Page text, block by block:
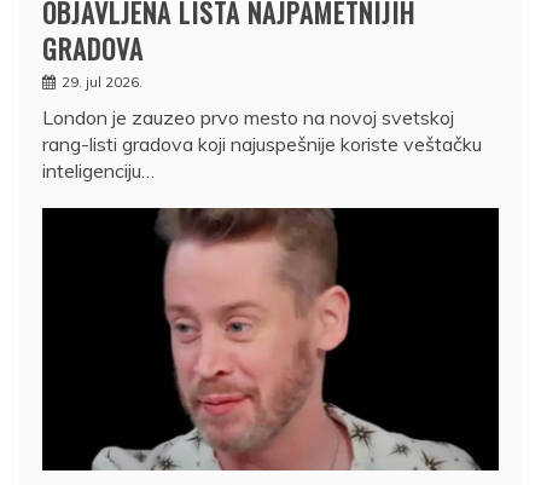
OBJAVLJENA LISTA NAJPAMETNIJIH
GRADOVA
29. jul 2026.
London je zauzeo prvo mesto na novoj svetskoj
rang-listi gradova koji najuspešnije koriste veštačku
inteligenciju…